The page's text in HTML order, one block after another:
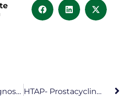
BPCO – Surdiagnostic HTAP- Prostacycline – Oedème Pulmonaire